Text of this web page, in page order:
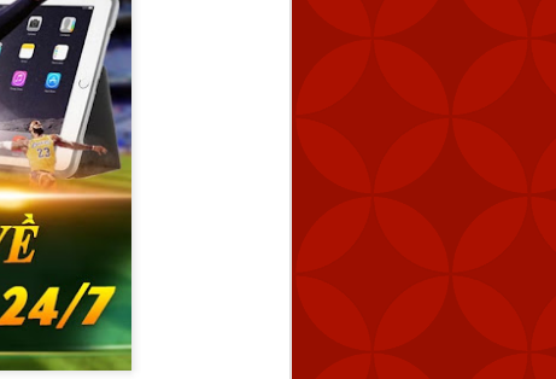
tín trang nhà cái
phòng vệ